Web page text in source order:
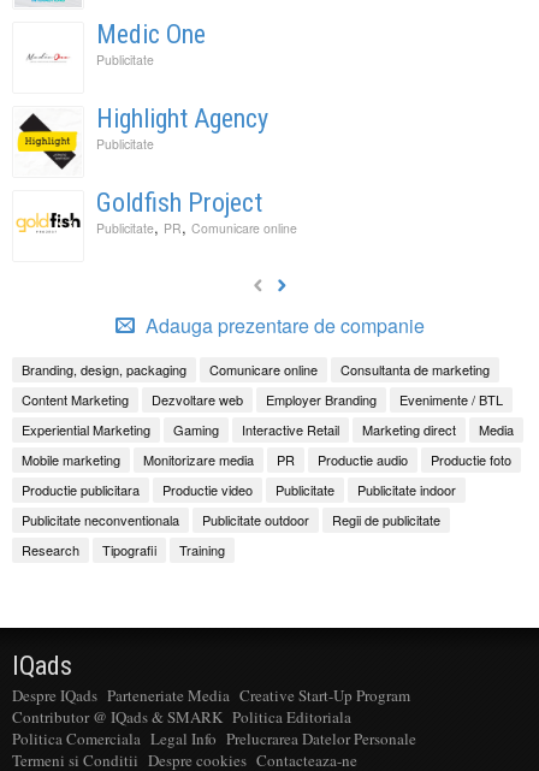
Medic One
Publicitate
Highlight Agency
Publicitate
Goldfish Project
Publicitate, PR, Comunicare online
Adauga prezentare de companie
Branding, design, packaging Comunicare online
Consultanta de marketing
Content Marketing
Dezvoltare web Employer Branding
Evenimente / BTL
Experiential Marketing
Gaming Interactive Retail Marketing direct
Media
Mobile marketing
Monitorizare media PR Productie audio
Productie foto
Productie publicitara
Productie video Publicitate
Publicitate indoor
Publicitate neconventionala
Publicitate outdoor
Regii de publicitate
Research
Tipografii Training
IQads
Despre IQads Parteneriate Media Creative Start-Up Program
Contributor @ IQads & SMARK Politica Editoriala
Politica Comerciala Legal Info Prelucrarea Datelor Personale
Termeni si Conditii Despre cookies Contacteaza-ne